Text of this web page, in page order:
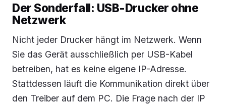
Der Sonderfall: USB-Drucker ohne
Netzwerk
Nicht jeder Drucker hängt im Netzwerk. Wenn
Sie das Gerät ausschließlich per USB-Kabel
betreiben, hat es keine eigene IP-Adresse.
Stattdessen läuft die Kommunikation direkt über
den Treiber auf dem PC. Die Frage nach der IP